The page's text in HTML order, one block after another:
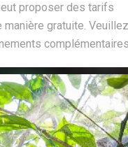
proposer des tarifs
gratuite.